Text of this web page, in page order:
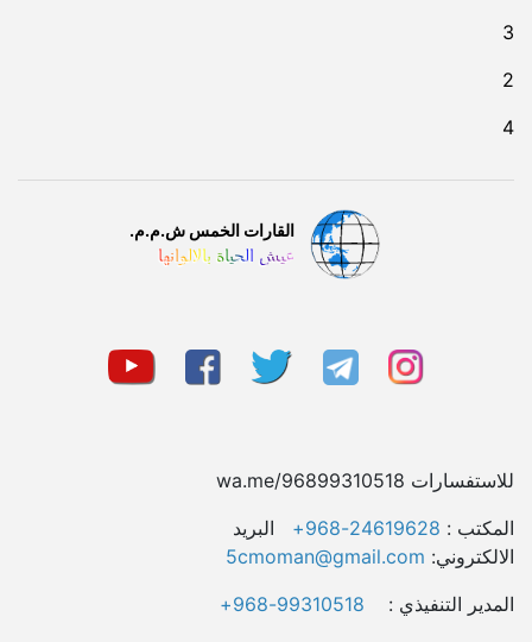
3
2
4
القارات الخمس ش.م.م.
عيش الحياة بالالوانها
للاستفسارات wa.me/96899310518
المکتب : 24619628-968+
البريد
الالكتروني: 5cmoman@gmail.com
المدیر التنفيذي : 99310518-968+